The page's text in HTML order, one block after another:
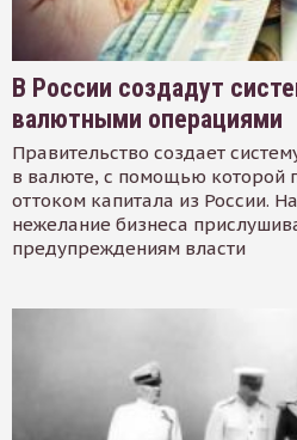
В России создадут
валютными операциями
Правительство создает
в валюте, с помощью которой
оттоком капитала из России.
нежелание бизнеса
предупреждениям власти